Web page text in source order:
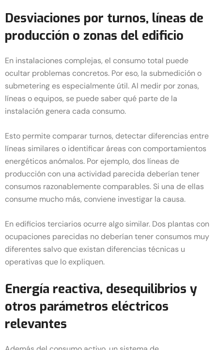
Desviaciones por turnos, líneas de
producción o zonas del edificio
En instalaciones complejas, el consumo total puede
ocultar problemas concretos. Por eso, la submedición o
submetering es especialmente útil. Al medir por zonas,
líneas o equipos, se puede saber qué parte de la
instalación genera cada consumo.
Esto permite comparar turnos, detectar diferencias entre
líneas similares o identificar áreas con comportamientos
energéticos anómalos. Por ejemplo, dos líneas de
producción con una actividad parecida deberían tener
consumos razonablemente comparables. Si una de ellas
consume mucho más, conviene investigar la causa.
En edificios terciarios ocurre algo similar. Dos plantas con
ocupaciones parecidas no deberían tener consumos muy
diferentes salvo que existan diferencias técnicas u
operativas que lo expliquen.
Energía reactiva, desequilibrios y
otros parámetros eléctricos
relevantes